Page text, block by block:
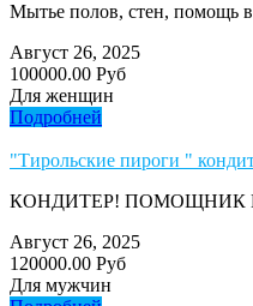
Мытье полов, стен, помощь в
Август 26, 2025
100000.00 Руб
Для женщин
Подробней
"Тирольские пироги "
КОНДИТЕР! ПОМОЩНИК
Август 26, 2025
120000.00 Руб
Для мужчин